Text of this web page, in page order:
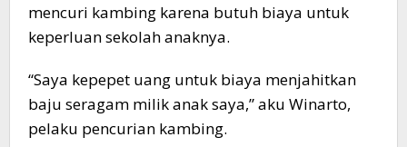
mencuri kambing karena butuh biaya untuk
keperluan sekolah anaknya.
“Saya kepepet uang untuk biaya menjahitkan
baju seragam milik anak saya,” aku Winarto,
pelaku pencurian kambing.